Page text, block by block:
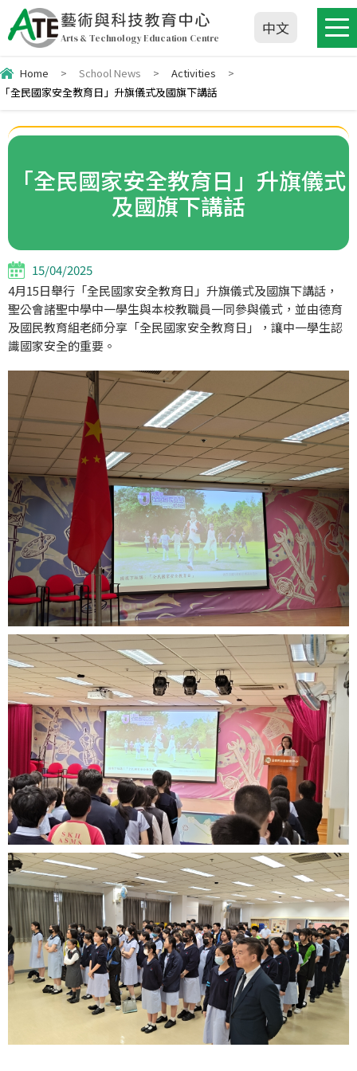
藝術與科技教育中心
Arts & Technology Education Centre
中文
Home > School News > Activities
>
「全民國家安全教育日」升旗儀式及國旗下講話
「全民國家安全教育日」升旗儀式
及國旗下講話
15/04/2025
4月15日舉行「全民國家安全教育日」升旗儀式及國旗下講話，
聖公會諸聖中學中一學生與本校教職員一同參與儀式，並由德育
及國民教育組老師分享「全民國家安全教育日」，讓中一學生認
識國家安全的重要。